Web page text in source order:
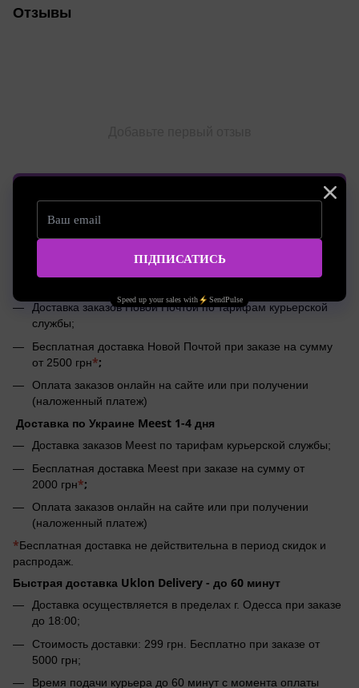
Отзывы
Доставка Оплата Консультация
Доставка заказов Новой Почтой по тарифам курьерской
службы;
Бесплатная доставка Новой Почтой при заказе на сумму
от 2500 грн*;
Оплата заказов онлайн на сайте или при получении
(наложенный платеж)
Доставка по Украине Meest 1-4 дня
Доставка заказов Meest по тарифам курьерской службы;
Бесплатная доставка Meest при заказе на сумму от
2000 грн*;
Оплата заказов онлайн на сайте или при получении
(наложенный платеж)
*Бесплатная доставка не действительна в период скидок и
распродаж.
Быстрая доставка Uklon Delivery - до 60 минут
Доставка осуществляется в пределах г. Одесса при заказе
до 18:00;
Стоимость доставки: 299 грн. Бесплатно при заказе от
5000 грн;
Время подачи курьера до 60 минут с момента оплаты